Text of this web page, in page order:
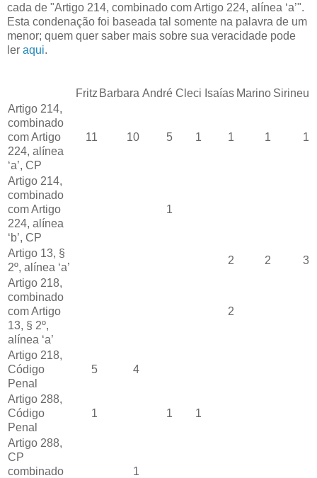
cada de "Artigo 214, combinado com Artigo 224, alínea ‘a’".
Esta condenação foi baseada tal somente na palavra de um
menor; quem quer saber mais sobre sua veracidade pode
ler aqui.
Fritz Barbara André Cleci Isaías Marino Sirineu
Artigo 214,
combinado
com Artigo
224, alínea
‘a’, CP
11 10 5 1 1 1 1
Artigo 214,
combinado
com Artigo
224, alínea
‘b’, CP
1
Artigo 13, §
2º, alínea ‘a’
2 2
3
Artigo 218,
combinado
com Artigo
13, § 2º,
alínea ‘a’
2
Artigo 218,
Código
Penal
5 4
Artigo 288,
Código
Penal
1 1 1
Artigo 288,
CP
combinado
1